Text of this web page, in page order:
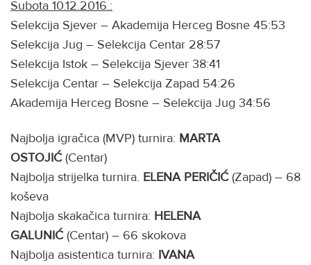
Subota 10.12.2016.:
Selekcija Sjever – Akademija Herceg Bosne 45:53
Selekcija Jug – Selekcija Centar 28:57
Selekcija Istok – Selekcija Sjever 38:41
Selekcija Centar – Selekcija Zapad 54:26
Akademija Herceg Bosne – Selekcija Jug 34:56
Najbolja igračica (MVP) turnira: MARTA
OSTOJIĆ(Centar)
Najbolja strijelka turnira. ELENA PERIČIĆ(Zapad) – 68
koševa
Najbolja skakačica turnira: HELENA
GALUNIĆ(Centar) – 66 skokova
Najbolja asistentica turnira: IVANA